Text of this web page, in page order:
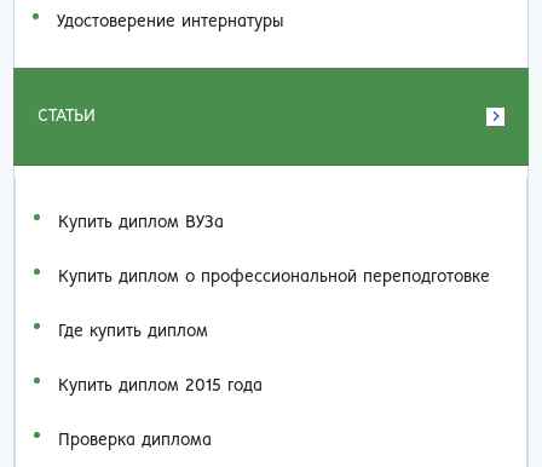
Удостоверение интернатуры
СТАТЬИ
Купить диплом ВУЗа
Купить диплом о профессиональной переподготовке
Где купить диплом
Купить диплом 2015 года
Проверка диплома